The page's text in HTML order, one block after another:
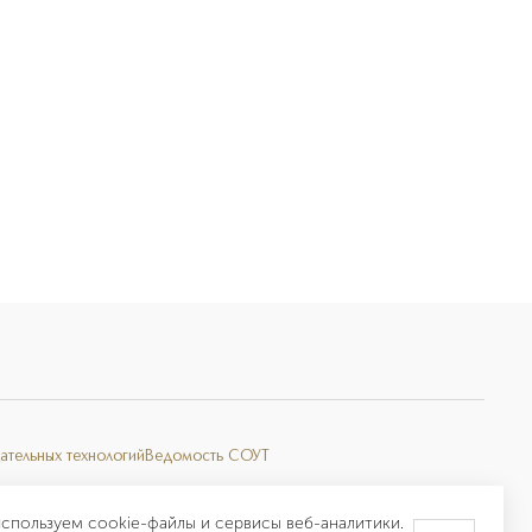
cookie-файлы и сервисы веб-аналитики.
технологий Ведомость СОУТ